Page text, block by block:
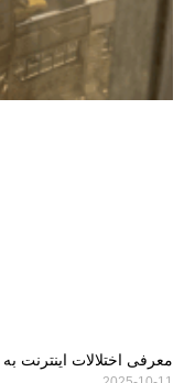
معرفی اختلالات اینترنت